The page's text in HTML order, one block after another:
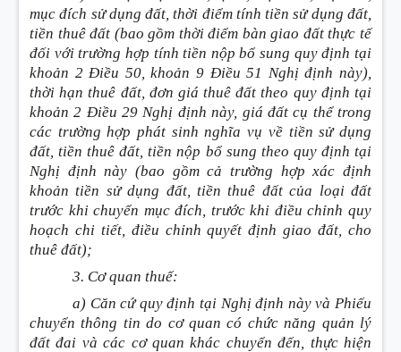
mục đích sử dụng đất, thời điểm tính tiền sử dụng đất,
tiền thuê đất (bao gồm thời điểm bàn giao đất thực tế
đối với trường hợp tính tiền nộp bổ sung quy định tại
khoản 2 Điều 50, khoản 9 Điều 51 Nghị định này),
thời hạn thuê đất, đơn giá thuê đất theo quy định tại
khoản 2 Điều 29 Nghị định này, giá đất cụ thể trong
các trường hợp phát sinh nghĩa vụ về tiền sử dụng
đất, tiền thuê đất, tiền nộp bổ sung theo quy định tại
Nghị định này (bao gồm cả trường hợp xác định
khoản tiền sử dụng đất, tiền thuê đất của loại đất
trước khi chuyển mục đích, trước khi điều chỉnh quy
hoạch chi tiết, điều chỉnh quyết định giao đất, cho
thuê đất);
3. Cơ quan thuế:
a) Căn cứ quy định tại Nghị định này và Phiếu
chuyển thông tin do cơ quan có chức năng quản lý
đất đai và các cơ quan khác chuyển đến, thực hiện